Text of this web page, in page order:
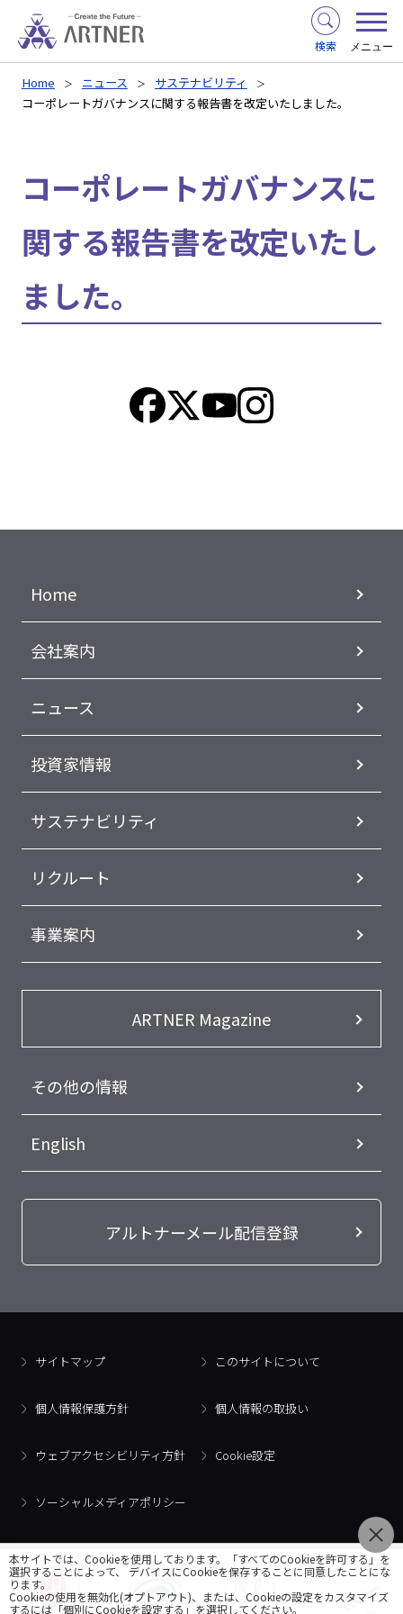
検索 メニュー
Home ニュース
サステナビリティ
コーポレートガバナンスに関する報告書を改定いたしました。
コーポレートガバナンスに
関する報告書を改定いたし
ました。
Home
会社案内
ニュース
投資家情報
サステナビリティ
リクルート
事業案内
ARTNER Magazine
その他の情報
English
アルトナーメール配信登録
サイトマップ このサイトについて
個人情報保護方針 個人情報の取扱い
ウェブアクセシビリティ方針 Cookie設定
ソーシャルメディアポリシー
本サイトでは、Cookieを使用しております。「すべてのCookieを許可する」を
選択することによって、 デバイスにCookieを保存することに同意したことにな
ります。
Cookieの使用を無効化(オプトアウト)、または、Cookieの設定をカスタマイズ
するには「個別にCookieを設定する」を選択してください。